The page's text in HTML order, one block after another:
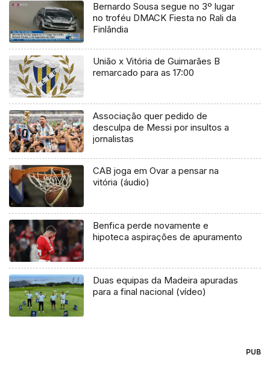
Bernardo Sousa segue no 3º lugar
no troféu DMACK Fiesta no Rali da
Finlândia
União x Vitória de Guimarães B
remarcado para as 17:00
Associação quer pedido de
desculpa de Messi por insultos a
jornalistas
CAB joga em Ovar a pensar na
vitória (áudio)
Benfica perde novamente e
hipoteca aspirações de apuramento
Duas equipas da Madeira apuradas
para a final nacional (vídeo)
PUB